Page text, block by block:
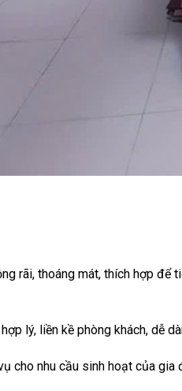
rãi, thoáng mát, thích hợp để
lý, liền kề phòng khách, dễ
cho nhu cầu sinh hoạt của gia